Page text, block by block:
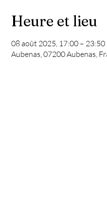
Heure et lieu
08 août 2025, 17:00 – 23:50
Aubenas, 07200 Aubenas,